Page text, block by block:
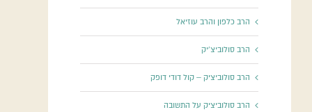
הרב כלפון והרב עוזיאל
הרב סולוביצ'יק
הרב סולוביציק – קול דודי דופק
הרב סולוביציק על התשובה